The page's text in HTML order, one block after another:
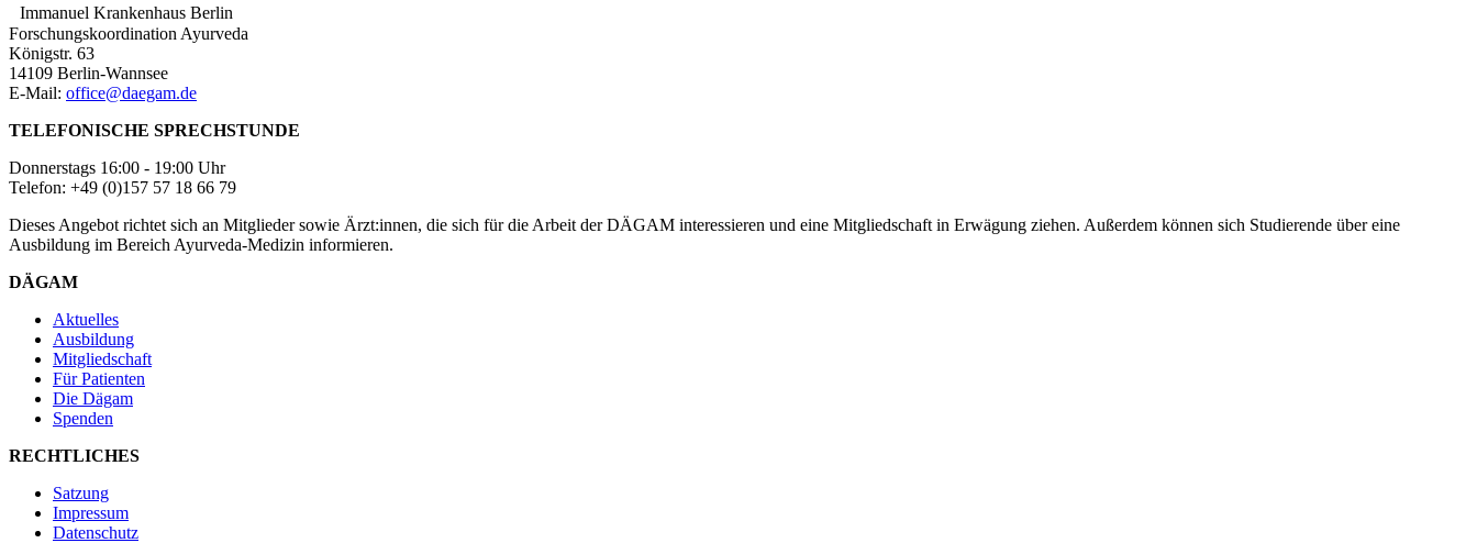
Immanuel Krankenhaus Berlin
Forschungskoordination Ayurveda
Königstr. 63
14109 Berlin-Wannsee
E-Mail: office@daegam.de
TELEFONISCHE SPRECHSTUNDE
Donnerstags 16:00 - 19:00 Uhr
Telefon: +49 (0)157 57 18 66 79
Dieses Angebot richtet sich an Mitglieder sowie Ärzt:innen, die sich für die Arbeit der DÄGAM interessieren und eine Mitgliedschaft in Erwägung ziehen. Außerdem können sich Studierende über eine
Ausbildung im Bereich Ayurveda-Medizin informieren.
DÄGAM
Aktuelles
Ausbildung
Mitgliedschaft
Für Patienten
Die Dägam
Spenden
RECHTLICHES
Satzung
Impressum
Datenschutz